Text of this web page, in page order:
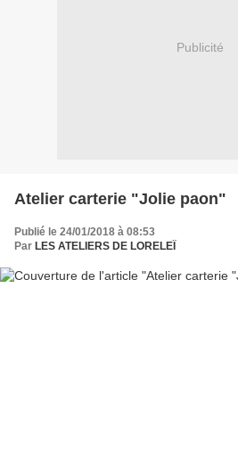
Publicité
Atelier carterie "Jolie paon"
Publié le 24/01/2018 à 08:53
Par LES ATELIERS DE LORELEÏ